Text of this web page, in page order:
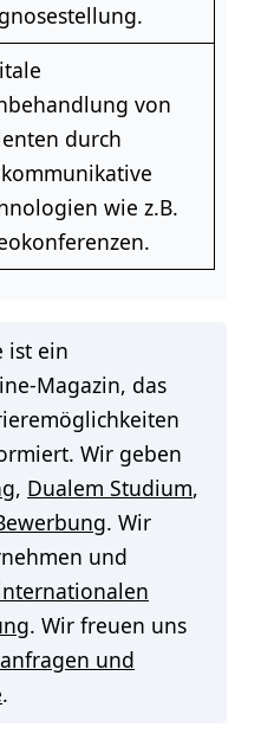
von
durch
wie z.B.
ist ein
Magazin, das
Wir geben
, Dualem Studium,
. Wir
und
. Wir freuen uns
und
.